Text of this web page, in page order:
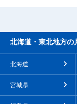
北海道・東北地方の
北海道
宮城県